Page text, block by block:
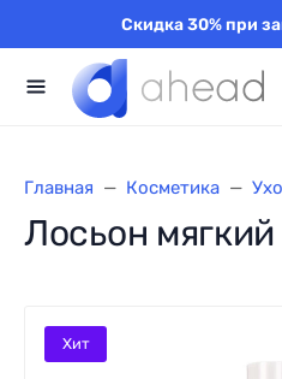
Скидка 30% при
Главная Косметика
Лосьон мягкий
Хит